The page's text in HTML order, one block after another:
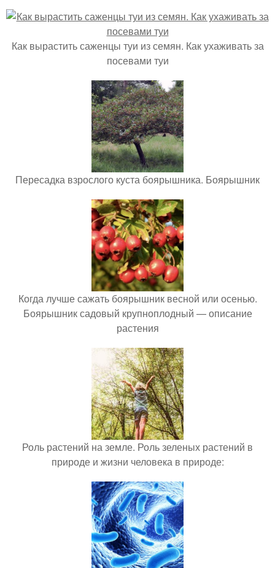
Как вырастить саженцы туи из семян. Как ухаживать за
посевами туи
Пересадка взрослого куста боярышника. Боярышник
Когда лучше сажать боярышник весной или осенью.
Боярышник садовый крупноплодный — описание
растения
Роль растений на земле. Роль зеленых растений в
природе и жизни человека в природе: